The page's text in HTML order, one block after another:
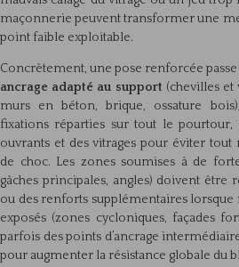
maçonnerie peuvent transformer une
point faible exploitable.
Concrètement, une pose renforcée
ancrage adapté au support (chevilles
murs en béton, brique, ossature
fixations réparties sur tout le pourtour,
ouvrants et des vitrages pour éviter tout
de choc. Les zones soumises à de
gâches principales, angles) doivent être
ou des renforts supplémentaires lorsque
exposés (zones cycloniques, façades
parfois des points d’ancrage
pour augmenter la résistance globale du